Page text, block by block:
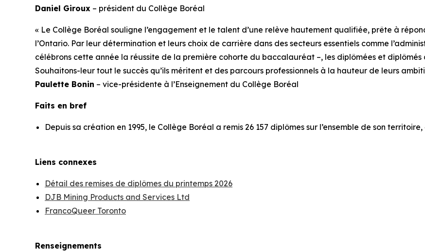
Daniel Giroux – président du Collège Boréal
« Le Collège Boréal souligne l’engagement et le talent d’une relève hautement qualifiée, prête à
l’Ontario. Par leur détermination et leurs choix de carrière dans des secteurs essentiels comme
célébrons cette année la réussite de la première cohorte du baccalauréat –, les diplômées et
Souhaitons-leur tout le succès qu’ils méritent et des parcours professionnels à la hauteur de leurs
Paulette Bonin – vice-présidente à l’Enseignement du Collège Boréal
Faits en bref
Depuis sa création en 1995, le Collège Boréal a remis 26 157 diplômes sur l’ensemble de son
Liens connexes
Détail des remises de diplômes du printemps 2026
DJB Mining Products and Services Ltd
FrancoQueer Toronto
Renseignements